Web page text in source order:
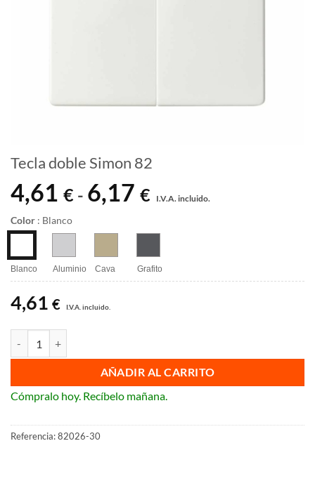
Tecla doble Simon 82
4,61 € - 6,17 €
de
desde
4,61 €
hasta
I.V.A. incluido.
Color : Blanco
Blanco Aluminio Cava Grafito
4,61 € I.V.A. incluido.
AÑADIR AL CARRITO
Cómpralo hoy. Recíbelo mañana.
Referencia:82026-30